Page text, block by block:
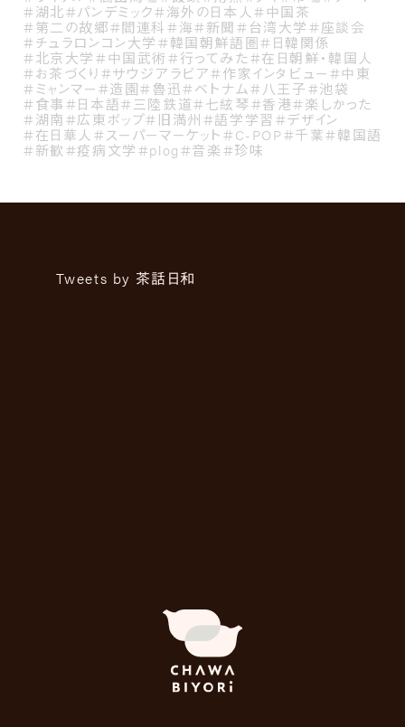
＃湖北＃パンデミック＃海外の日本人 ＃中国茶
＃第二の故郷＃閻連科＃海＃新聞＃台湾大学＃座談会
＃チュラロンコン大学＃韓国朝鮮語圏＃日韓関係
＃北京大学＃中国武術＃行ってみた＃在日朝鮮・韓国人
＃お茶づくり＃サウジアラビア＃作家インタビュー＃中東
＃ミャンマー＃造園＃魯迅＃ベトナム＃八王子＃池袋
＃食事＃日本語＃三陸鉄道＃七絃琴＃香港＃楽しかった
＃湖南＃広東ポップ＃旧満州＃語学学習 ＃デザイン
＃在日華人 ＃スーパーマーケット＃C-POP＃千葉＃韓国語
＃新歓＃疫病文学＃plog＃音楽＃珍味
Tweets by 茶話日和